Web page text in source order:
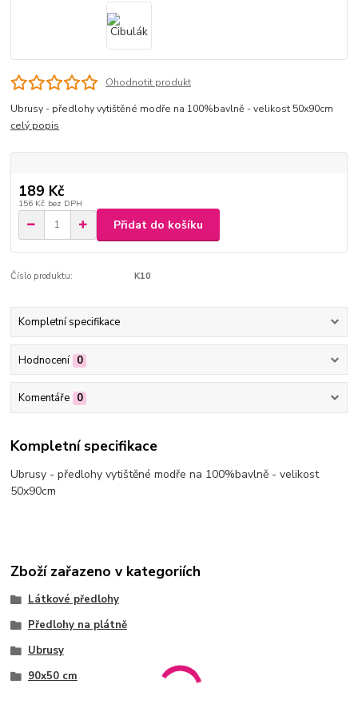
Ohodnotit produkt
Ubrusy - předlohy vytištěné modře na 100%bavlně - velikost 50x90cm
celý popis
189 Kč
156 Kč bez DPH
Přidat do košíku
Číslo produktu: K10
Kompletní specifikace
Hodnocení 0
Komentáře 0
Kompletní specifikace
Ubrusy - předlohy vytištěné modře na 100%bavlně - velikost
50x90cm
Zboží zařazeno v kategoriích
Látkové předlohy
Předlohy na plátně
Ubrusy
90x50 cm